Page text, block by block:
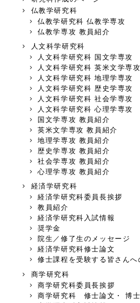
仏教学研究科
仏教学研究科 仏教学専攻
仏教学専攻 教員紹介
人文科学研究科
人文科学研究科 国文学専攻
人文科学研究科 英米文学専攻
人文科学研究科 地理学専攻
人文科学研究科 歴史学専攻
人文科学研究科 社会学専攻
人文科学研究科 心理学専攻
国文学専攻 教員紹介
英米文学専攻 教員紹介
地理学専攻 教員紹介
歴史学専攻 教員紹介
社会学専攻 教員紹介
心理学専攻 教員紹介
経済学研究科
経済学研究科委員長挨拶
教員紹介
経済学研究科入試情報
奨学金
院生／修了生のメッセージ
経済学研究科修士論文
修士課程を受験する皆さん
商学研究科
商学研究科委員長挨拶
商学研究科 修士論文・ 博